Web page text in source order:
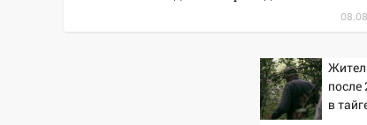
закрытым до утра 10 августа
Судьба готовит сюрприз:
гороскоп на 8 августа — кому
после
в